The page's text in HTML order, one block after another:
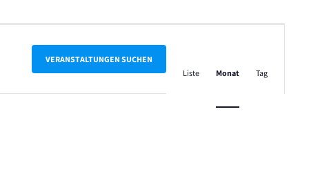
VERANSTALTUNGEN SUCHEN
Navigation
Liste Monat Tag